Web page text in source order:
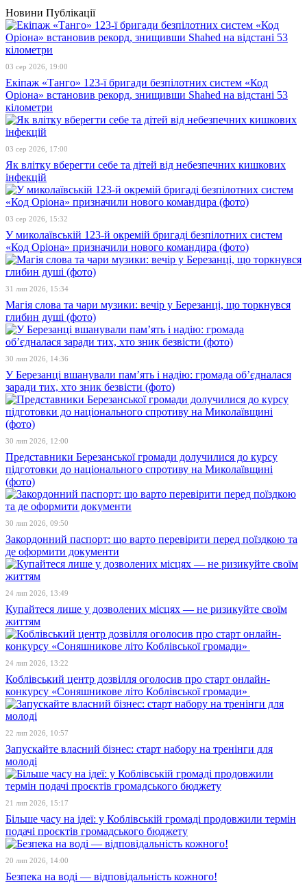
Новини Публікації
03 сер 2026, 19:00
Екіпаж «Танго» 123-ї бригади безпілотних систем «Код
Оріона» встановив рекорд, знищивши Shahed на відстані 53
кілометри
03 сер 2026, 17:00
Як влітку вберегти себе та дітей від небезпечних кишкових
інфекцій
03 сер 2026, 15:32
У миколаївській 123-й окремій бригаді безпілотних систем
«Код Оріона» призначили нового командира (фото)
31 лип 2026, 15:34
Магія слова та чари музики: вечір у Березанці, що торкнувся
глибин душі (фото)
30 лип 2026, 14:36
У Березанці вшанували пам’ять і надію: громада об’єдналася
заради тих, хто зник безвісти (фото)
30 лип 2026, 12:00
Представники Березанської громади долучилися до курсу
підготовки до національного спротиву на Миколаївщині
(фото)
30 лип 2026, 09:50
Закордонний паспорт: що варто перевірити перед поїздкою та
де оформити документи
24 лип 2026, 13:49
Купайтеся лише у дозволених місцях — не ризикуйте своїм
життям
24 лип 2026, 13:22
Коблівський центр дозвілля оголосив про старт онлайн-
конкурсу «Соняшникове літо Коблівської громади»
22 лип 2026, 10:57
Запускайте власний бізнес: старт набору на тренінги для
молоді
21 лип 2026, 15:17
Більше часу на ідеї: у Коблівській громаді продовжили термін
подачі проєктів громадського бюджету
20 лип 2026, 14:00
Безпека на воді — відповідальність кожного!